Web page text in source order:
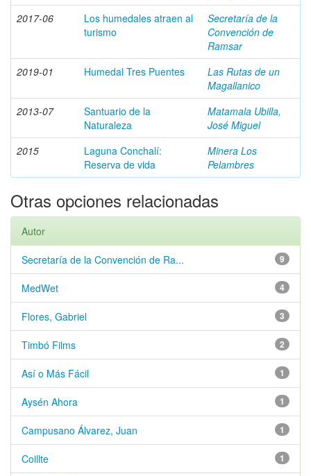
2017-06
Los humedales atraen al
turismo
Secretaría de la
Convención de
Ramsar
2019-01
Humedal Tres Puentes
Las Rutas de un
Magallanico
2013-07
Santuario de la
Naturaleza
Matamala Ubilla,
José Miguel
2015
Laguna Conchalí:
Reserva de vida
Minera Los
Pelambres
Otras opciones relacionadas
Autor
9
Secretaría de la Convención de Ra...
4
MedWet
3
Flores, Gabriel
2
Timbó Films
1
Así o Más Fácil
1
Aysén Ahora
1
Campusano Álvarez, Juan
1
Coillte